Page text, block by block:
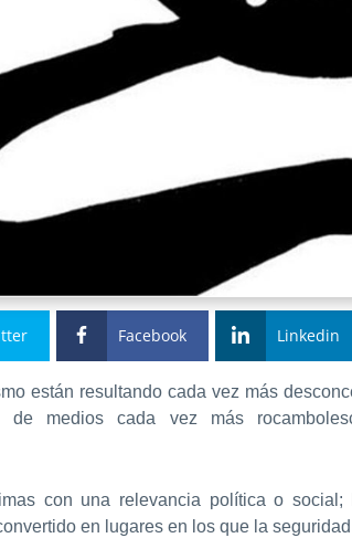
Facebook Linkedin
están resultando cada vez más
medios cada vez más
con una relevancia política o
en lugares en los que la